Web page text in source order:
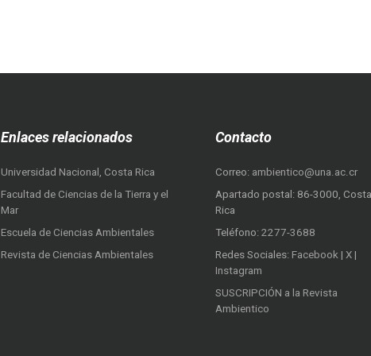
Enlaces relacionados
Universidad Nacional, Costa Rica
Facultad de Ciencias de la Tierra y el
Mar
Escuela de Ciencias Ambientales
Revista de Ciencias Ambientales
Contacto
Correo: ambientico@una.ac.cr
Apartado postal: 86-3000, Costa
Rica
Teléfono: 2277-3688
Redes Sociales: Facebook | X |
Instagram
SUSCRIPCIÓN a la Revista
Ambientico